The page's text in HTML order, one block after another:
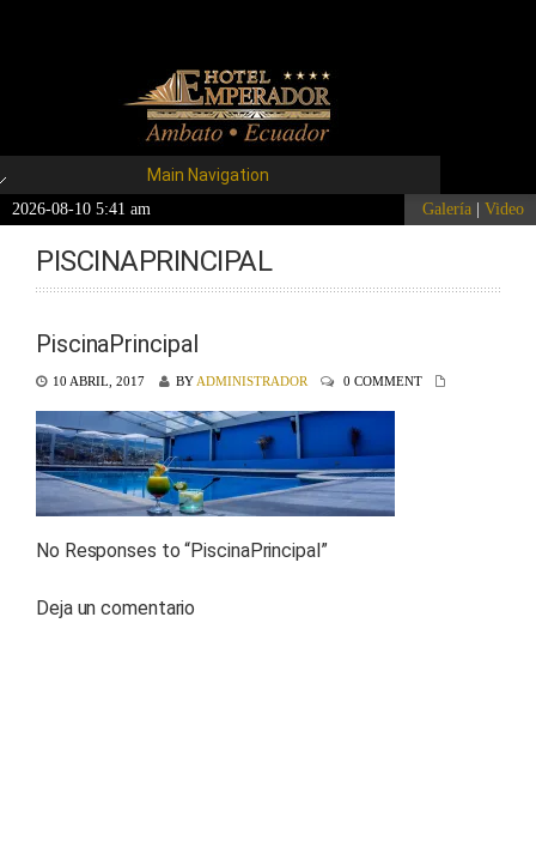
Main Navigation
2026-08-10 5:41 am Galería Video
PISCINAPRINCIPAL
PiscinaPrincipal
10 ABRIL, 2017 BY ADMINISTRADOR 0 COMMENT
No Responses to “PiscinaPrincipal”
Deja un comentario